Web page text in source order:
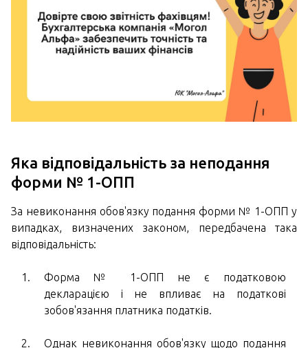
Яка відповідальність за неподання
форми № 1-ОПП
За невиконання обов'язку подання форми № 1-ОПП у
випадках, визначених законом, передбачена така
відповідальність:
Форма № 1-ОПП не є податковою
декларацією і не впливає на податкові
зобов'язання платника податків.
Однак невиконання обов'язку щодо подання